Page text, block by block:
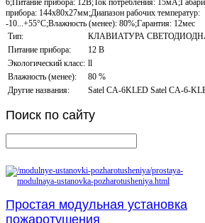
прибора: 144x80x27мм;Диапазон рабочих температур:
-10...+55°С;Влажность (менее): 80%;Гарантия: 12мес
Тип:
КЛАВИАТУРА
Питание прибора:
12 В
Экологический класс: ll
Влажность (менее):
80 %
Другие названия:
Satel CA-6KLED Satel CA-6-
Поиск по сайту
Простая модульная установка
пожаротушения